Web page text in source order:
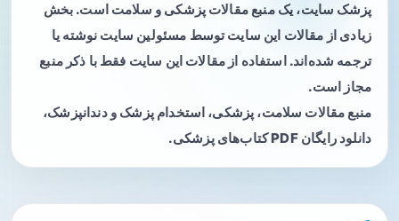
پزشک سایت، یک منبع مقالات پزشکی و سلامت است. بخش
زیادی از مقالات این سایت توسط مسئولین سایت نوشته یا
ترجمه شده‌اند. استفاده از مقالات این سایت فقط با ذکر منبع
مجاز است.
منبع مقالات سلامت، پزشکی، استخدام پزشک و دندانپزشک،
دانلود رایگان PDF کتاب‌های پزشکی.